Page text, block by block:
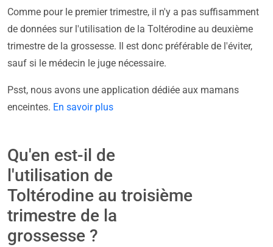
Comme pour le premier trimestre, il n'y a pas suffisamment
de données sur l'utilisation de la Toltérodine au deuxième
trimestre de la grossesse. Il est donc préférable de l'éviter,
sauf si le médecin le juge nécessaire.
Psst, nous avons une application dédiée aux mamans
enceintes. En savoir plus
Qu'en est-il de
l'utilisation de
Toltérodine au troisième
trimestre de la
grossesse ?